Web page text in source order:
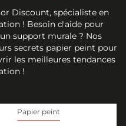
Discount, spécialiste en
! Besoin d'aide pour
support murale ? Nos
secrets papier peint pour
les meilleures tendances
!
Papier peint